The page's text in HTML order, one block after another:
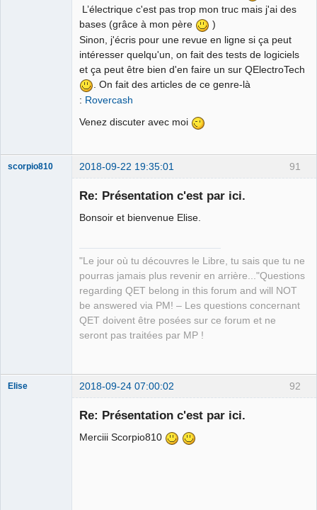
L’électrique c'est pas trop mon truc mais j'ai des
bases (grâce à mon père
)
Sinon, j'écris pour une revue en ligne si ça peut
intéresser quelqu'un, on fait des tests de logiciels
et ça peut être bien d'en faire un sur QElectroTech
. On fait des articles de ce genre-là
: Rovercash
Venez discuter avec moi
91
scorpio810 2018-09-22 19:35:01
Re: Présentation c'est par ici.
Bonsoir et bienvenue Elise.
"Le jour où tu découvres le Libre, tu sais que tu ne
pourras jamais plus revenir en arrière..."Questions
regarding QET belong in this forum and will NOT
be answered via PM! – Les questions concernant
QET doivent être posées sur ce forum et ne
seront pas traitées par MP !
92
Elise 2018-09-24 07:00:02
Re: Présentation c'est par ici.
Merciii Scorpio810